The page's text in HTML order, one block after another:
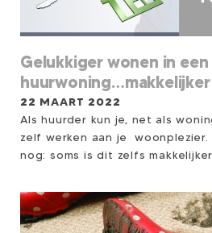
Gelukkiger wonen in een
huurwoning…makkelijker
denkt!
22 MAART 2022
Als huurder kun je, net als
zelf werken aan je woonplezier.
nog: soms is dit zelfs
werken. Deze podcastaflevering is een
pleidooi voor het werken aan
woongeluk voor huurders. Met